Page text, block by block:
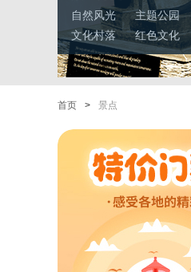
自然风光 主题公园
文化村落
红色文化
首页 > 景点